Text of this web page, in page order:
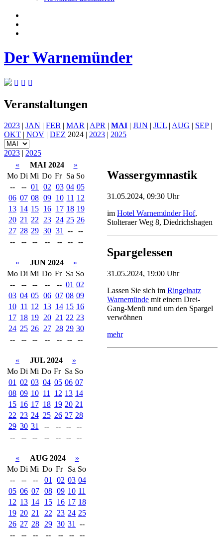
Der Warnemünder
Veranstaltungen
2023 | JAN | FEB | MAR | APR | MAI | JUN | JUL | AUG | SEP|
OKT | NOV | DEZ 2024 | 2023 | 2025
2023 | 2025
«
MAI 2024
»
Mo Di Mi Do Fr Sa So
--
-- 01 02 03 04 05
06 07 08 09 10 11 12
13 14 15 16 17 18 19
20 21 22 23 24 25 26
27 28 29 30 31 --
--
--
-- -- -- -- -- --
« JUN 2024
»
Mo Di Mi Do Fr Sa So
--
-- -- -- -- 01 02
03 04 05 06 07 08 09
10 11 12 13 14 15 16
17 18 19 20 21 22 23
24 25 26 27 28 29 30
--
-- -- -- -- -- --
« JUL 2024
»
Mo Di Mi Do Fr Sa So
01 02 03 04 05 06 07
08 09 10 11 12 13 14
15 16 17 18 19 20 21
22 23 24 25 26 27 28
29 30 31 -- -- --
--
--
-- -- -- -- -- --
« AUG 2024
»
Mo Di Mi Do Fr Sa So
--
-- -- 01 02 03 04
05 06 07 08 09 10 11
12 13 14 15 16 17 18
19 20 21 22 23 24 25
26 27 28 29 30 31
--
--
-- -- -- -- -- --
Wassergymnastik
31.05.2024, 09:30 Uhr
im Hotel Warnemünder Hof,
Stolteraer Weg 8, Diedrichshagen
Spargelessen
31.05.2024, 19:00 Uhr
Lassen Sie sich im Ringelnatz
Warnemünde mit einem Drei-
Gang-Menü rund um den Spargel
verwöhnen
mehr